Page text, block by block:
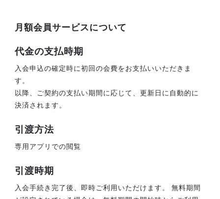
月額会員サービスについて
代金の支払時期
入会申込の確定時に初回の会費をお支払いいただきま
す。
以降、ご契約の支払い期間に応じて、更新日に自動的に
決済されます。
引渡方法
専用アプリでの閲覧
引渡時期
入会手続き完了後、即時ご利用いただけます。 無料期間